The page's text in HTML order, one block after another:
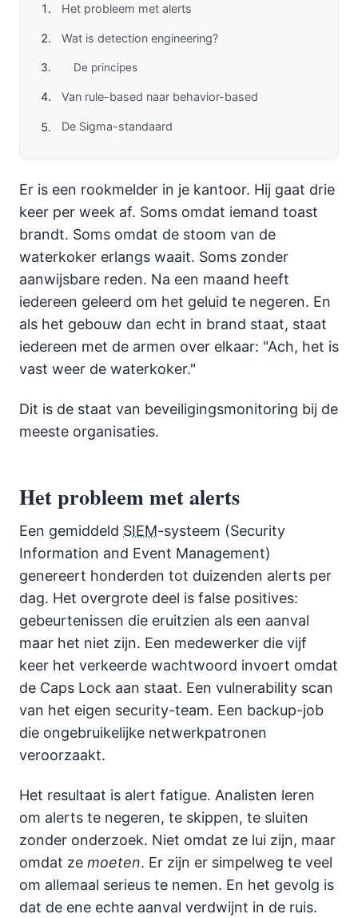
Het probleem met alerts
Wat is detection engineering?
De principes
Van rule-based naar behavior-based
De Sigma-standaard
Er is een rookmelder in je kantoor. Hij gaat drie
keer per week af. Soms omdat iemand toast
brandt. Soms omdat de stoom van de
waterkoker erlangs waait. Soms zonder
aanwijsbare reden. Na een maand heeft
iedereen geleerd om het geluid te negeren. En
als het gebouw dan echt in brand staat, staat
iedereen met de armen over elkaar: "Ach, het is
vast weer de waterkoker."
Dit is de staat van beveiligingsmonitoring bij de
meeste organisaties.
Het probleem met alerts
Een gemiddeld SIEM-systeem (Security
Information and Event Management)
genereert honderden tot duizenden alerts per
dag. Het overgrote deel is false positives:
gebeurtenissen die eruitzien als een aanval
maar het niet zijn. Een medewerker die vijf
keer het verkeerde wachtwoord invoert omdat
de Caps Lock aan staat. Een vulnerability scan
van het eigen security-team. Een backup-job
die ongebruikelijke netwerkpatronen
veroorzaakt.
Het resultaat is alert fatigue. Analisten leren
om alerts te negeren, te skippen, te sluiten
zonder onderzoek. Niet omdat ze lui zijn, maar
omdat ze moeten. Er zijn er simpelweg te veel
om allemaal serieus te nemen. En het gevolg is
dat de ene echte aanval verdwijnt in de ruis.